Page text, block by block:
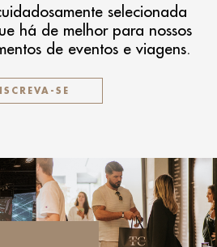
selecionada
há de melhor para nossos
de eventos e viagens.
SE